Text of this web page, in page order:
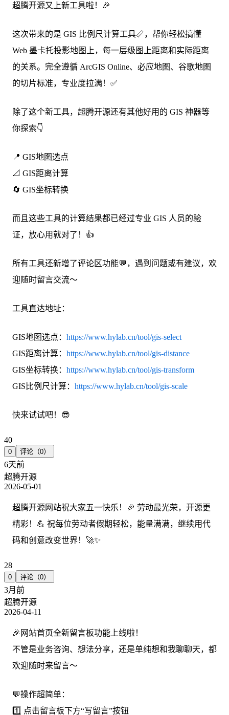
超腾开源又上新工具啦！🎉
这次带来的是 GIS 比例尺计算工具📏，帮你轻松搞懂
Web 墨卡托投影地图上，每一层级图上距离和实际距离
的关系。完全遵循 ArcGIS Online、必应地图、谷歌地图
的切片标准，专业度拉满！✅
除了这个新工具，超腾开源还有其他好用的 GIS 神器等
你探索👇
📍 GIS地图选点
📐 GIS距离计算
🔄 GIS坐标转换
而且这些工具的计算结果都已经过专业 GIS 人员的验
证，放心用就对了！👍
所有工具还新增了评论区功能💬，遇到问题或有建议，欢
迎随时留言交流～
工具直达地址：
GIS地图选点： https://www.hylab.cn/tool/gis-select
GIS距离计算： https://www.hylab.cn/tool/gis-distance
GIS坐标转换： https://www.hylab.cn/tool/gis-transform
GIS比例尺计算： https://www.hylab.cn/tool/gis-scale
快来试试吧！😎
40
0 评论（0）
6天前
超腾开源
2026-05-01
超腾开源网站祝大家五一快乐！🎉 劳动最光荣，开源更
精彩！💪 祝每位劳动者假期轻松，能量满满，继续用代
码和创意改变世界！🚀✨
28
0 评论（0）
3月前
超腾开源
2026-04-11
🎉网站首页全新留言板功能上线啦！
不管是业务咨询、想法分享，还是单纯想和我聊聊天，都
欢迎随时来留言～
💬操作超简单：
1️⃣ 点击留言板下方“写留言”按钮